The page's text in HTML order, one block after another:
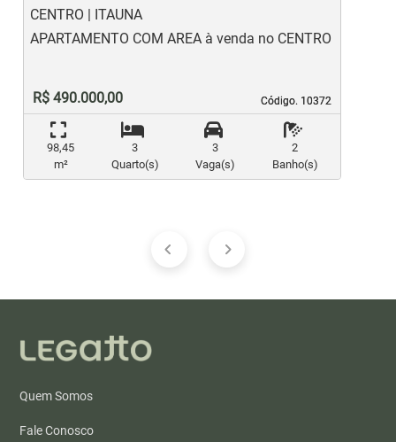
CENTRO | ITAUNA
Código. 10372
Código. 10372
APARTAMENTO COM AREA à venda no CENTRO
R$ 490.000,00
98,45
m²
3
Quarto(s)
3
Vaga(s)
2
Banho(s)
Quem Somos
Fale Conosco